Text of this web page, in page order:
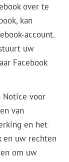
over te
kan
account.
uw
Facebook
Notice voor
van
en het
en uw rechten
om uw